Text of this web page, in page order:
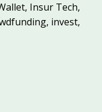
Insur Tech,
invest,